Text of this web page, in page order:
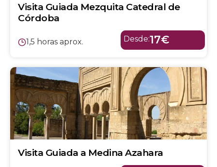
Visita Guiada Mezquita Catedral de
Córdoba
1,5 horas aprox. Desde:17€
Visita Guiada a Medina Azahara